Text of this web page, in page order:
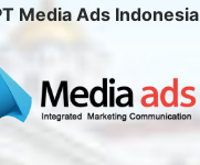
Media Ads Indonesia